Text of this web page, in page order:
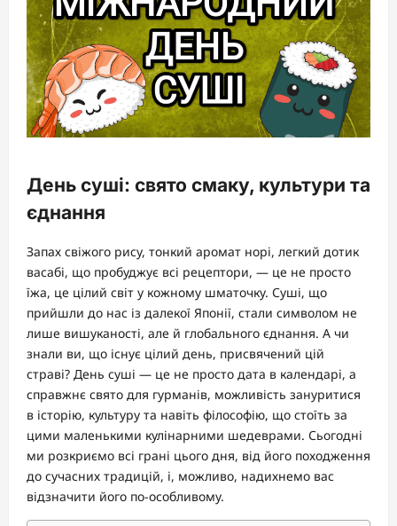
День суші: свято смаку, культури та
єднання
Запах свіжого рису, тонкий аромат норі, легкий дотик
васабі, що пробуджує всі рецептори, — це не просто
їжа, це цілий світ у кожному шматочку. Суші, що
прийшли до нас із далекої Японії, стали символом не
лише вишуканості, але й глобального єднання. А чи
знали ви, що існує цілий день, присвячений цій
страві? День суші — це не просто дата в календарі, а
справжнє свято для гурманів, можливість зануритися
в історію, культуру та навіть філософію, що стоїть за
цими маленькими кулінарними шедеврами. Сьогодні
ми розкриємо всі грані цього дня, від його походження
до сучасних традицій, і, можливо, надихнемо вас
відзначити його по-особливому.